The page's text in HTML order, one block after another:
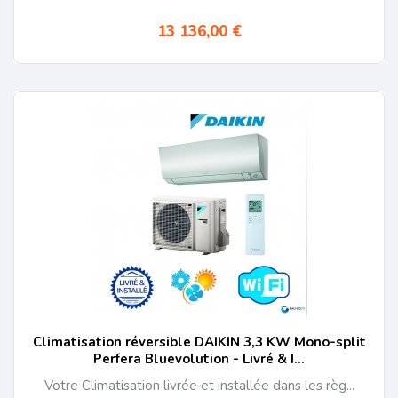
économie d'énergie grâce à sa faible consommation
plus d'écart de température tout au long de l'année
Clim pas chère sur eau-go.fr
Vous trouverez sur notre site une large sélection de
climatiseur pour tous les styles et tous les budgets.
N'hésitez pas à chercher votre clim pas chère dans notre
boutique.
Vous êtes à la recherche d'une clim design ? Notre sélection
de clim réversible Daikin, Atlantic, LG vous donneront
satisfaction à des prix parmi les plus bas du marché.
Les coefficients saisonniers
13 136,00 €
Climatisation réversible DAIKIN 3,3 KW Mono-split
Perfera Bluevolution - Livré & I...
Votre Climatisation livrée et installée dans les règ...